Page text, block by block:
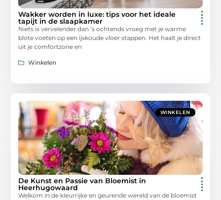
Wakker worden in luxe: tips voor het ideale
tapijt in de slaapkamer
Niets is vervelender dan ’s ochtends vroeg met je warme
blote voeten op een ijskoude vloer stappen. Het haalt je direct
uit je comfortzone en
Winkelen
WINKELEN
De Kunst en Passie van Bloemist in
Heerhugowaard
Welkom in de kleurrijke en geurende wereld van de bloemist